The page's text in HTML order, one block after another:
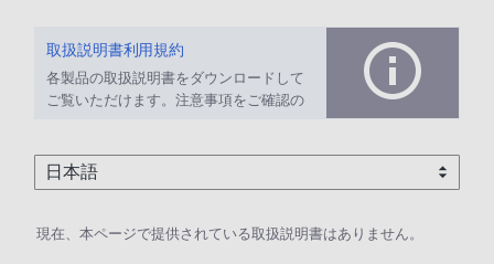
取扱説明書利用規約
各製品の取扱説明書をダウンロードして
ご覧いただけます。注意事項をご確認の
現在、本ページで提供されている取扱説明書はありません。